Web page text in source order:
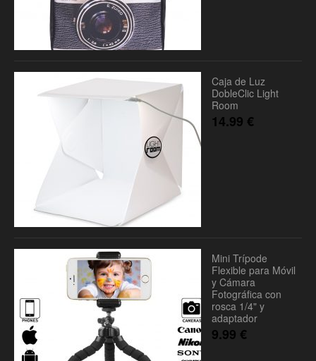
Caja de Luz
DobleClic Light
Room
14.99 €
Mini Trípode
Flexible para Móvil
y Cámara
Fotográfica con
rosca 1/4" y
adaptador
9.99 €